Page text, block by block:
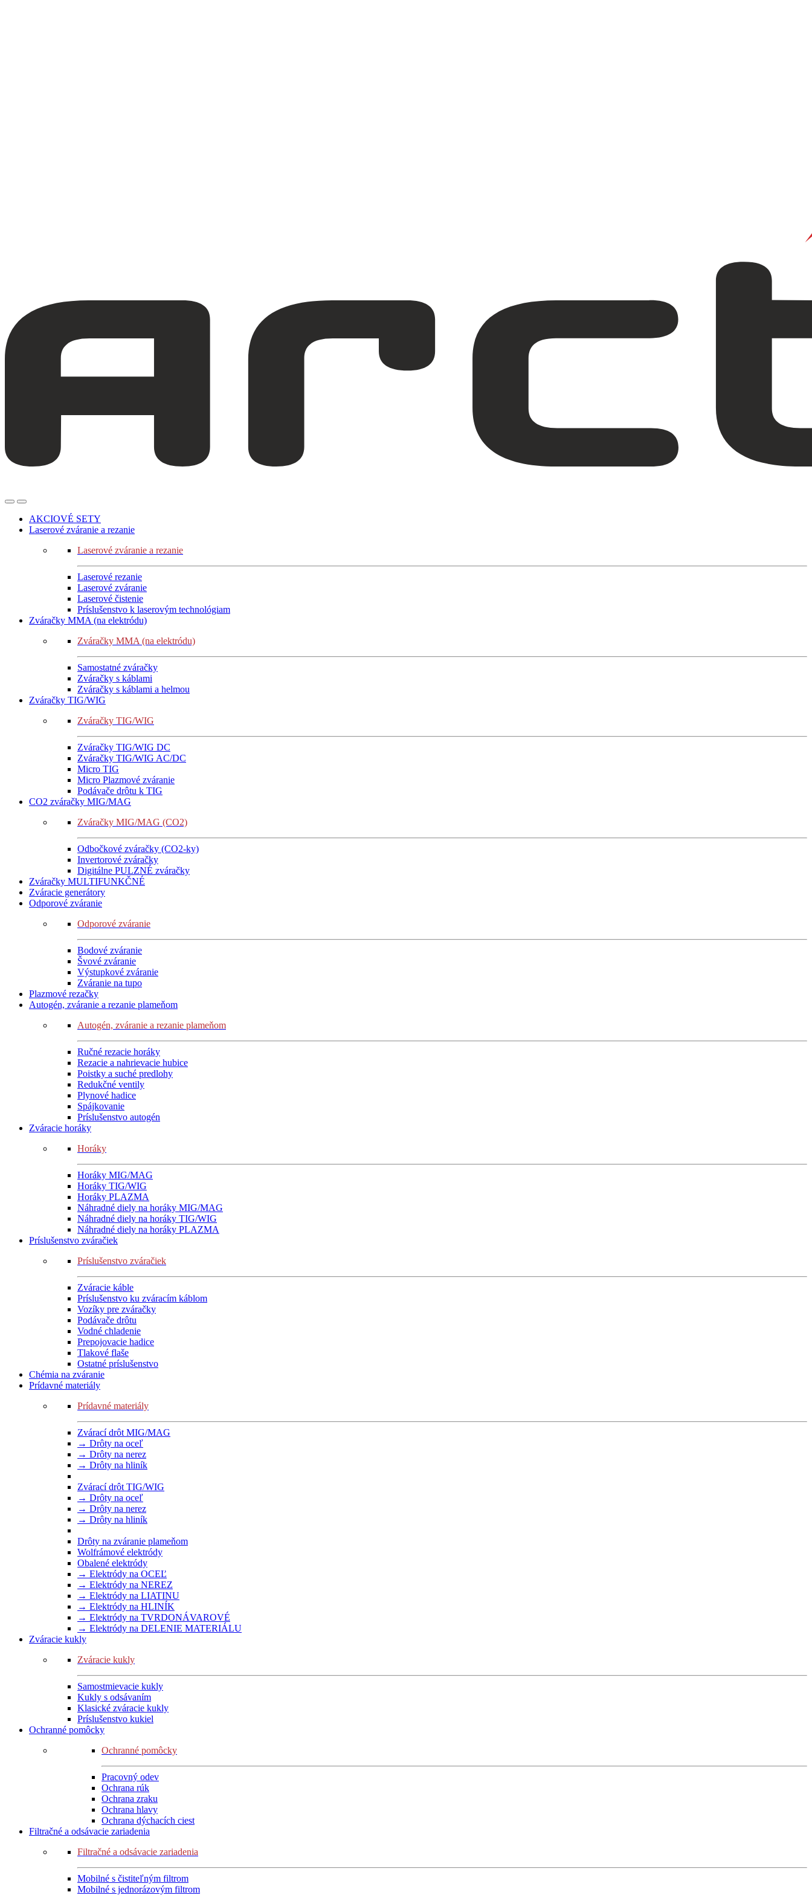
AKCIOVÉ SETY
Laserové zváranie a rezanie
Laserové zváranie a rezanie
Laserové rezanie
Laserové zváranie
Laserové čistenie
Príslušenstvo k laserovým technológiam
Zváračky MMA (na elektródu)
Zváračky MMA (na elektródu)
Samostatné zváračky
Zváračky s káblami
Zváračky s káblami a helmou
Zváračky TIG/WIG
Zváračky TIG/WIG
Zváračky TIG/WIG DC
Zváračky TIG/WIG AC/DC
Micro TIG
Micro Plazmové zváranie
Podávače drôtu k TIG
CO2 zváračky MIG/MAG
Zváračky MIG/MAG (CO2)
Odbočkové zváračky (CO2-ky)
Invertorové zváračky
Digitálne PULZNÉ zváračky
Zváračky MULTIFUNKČNÉ
Zváracie generátory
Odporové zváranie
Odporové zváranie
Bodové zváranie
Švové zváranie
Výstupkové zváranie
Zváranie na tupo
Plazmové rezačky
Autogén, zváranie a rezanie plameňom
Autogén, zváranie a rezanie plameňom
Ručné rezacie horáky
Rezacie a nahrievacie hubice
Poistky a suché predlohy
Redukčné ventily
Plynové hadice
Spájkovanie
Príslušenstvo autogén
Zváracie horáky
Horáky
Horáky MIG/MAG
Horáky TIG/WIG
Horáky PLAZMA
Náhradné diely na horáky MIG/MAG
Náhradné diely na horáky TIG/WIG
Náhradné diely na horáky PLAZMA
Príslušenstvo zváračiek
Príslušenstvo zváračiek
Zváracie káble
Príslušenstvo ku zváracím káblom
Vozíky pre zváračky
Podávače drôtu
Vodné chladenie
Prepojovacie hadice
Tlakové flaše
Ostatné príslušenstvo
Chémia na zváranie
Prídavné materiály
Prídavné materiály
Zvárací drôt MIG/MAG
→ Drôty na oceľ
→ Drôty na nerez
→ Drôty na hliník
Zvárací drôt TIG/WIG
→ Drôty na oceľ
→ Drôty na nerez
→ Drôty na hliník
Drôty na zváranie plameňom
Wolfrámové elektródy
Obalené elektródy
→ Elektródy na OCEĽ
→ Elektródy na NEREZ
→ Elektródy na LIATINU
→ Elektródy na HLINÍK
→ Elektródy na TVRDONÁVAROVÉ
→ Elektródy na DELENIE MATERIÁLU
Zváracie kukly
Zváracie kukly
Samostmievacie kukly
Kukly s odsávaním
Klasické zváracie kukly
Príslušenstvo kukiel
Ochranné pomôcky
Ochranné pomôcky
Pracovný odev
Ochrana rúk
Ochrana zraku
Ochrana hlavy
Ochrana dýchacích ciest
Filtračné a odsávacie zariadenia
Filtračné a odsávacie zariadenia
Mobilné s čistiteľným filtrom
Mobilné s jednorázovým filtrom